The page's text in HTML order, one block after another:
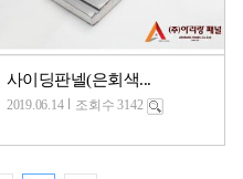
사이딩판넬(은회색...
2019.06.14 조회수 3142